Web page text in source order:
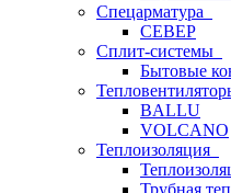
Спецарматура
СЕВЕР
Сплит-системы
Бытовые
BALLU
VOLCANO
Теплоизоляция
Трубная